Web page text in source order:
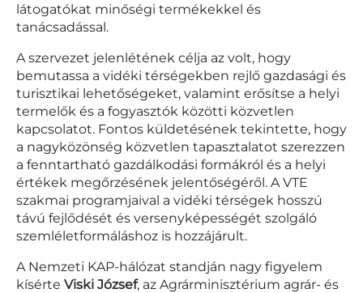
látogatókat minőségi termékekkel és
tanácsadással.
A szervezet jelenlétének célja az volt, hogy
bemutassa a vidéki térségekben rejlő gazdasági és
turisztikai lehetőségeket, valamint erősítse a helyi
termelők és a fogyasztók közötti közvetlen
kapcsolatot. Fontos küldetésének tekintette, hogy
a nagyközönség közvetlen tapasztalatot szerezzen
a fenntartható gazdálkodási formákról és a helyi
értékek megőrzésének jelentőségéről. A VTE
szakmai programjaival a vidéki térségek hosszú
távú fejlődését és versenyképességét szolgáló
szemléletformáláshoz is hozzájárult.
A Nemzeti KAP-hálózat standján nagy figyelem
kísérte Viski József, az Agrárminisztérium agrár- és